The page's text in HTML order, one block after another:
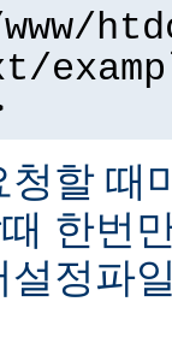
할 때
한번
설정파